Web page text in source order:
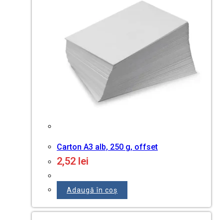
Carton A3 alb, 250 g, offset
2,52 lei
Adaugă în coș